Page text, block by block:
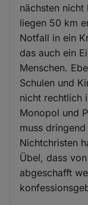
nächsten
liegen 50 km
Notfall in ein
das auch ein
Menschen.
Schulen und
nicht rechtlich
Monopol und
muss
Nichtchristen
Übel, dass
abgeschafft